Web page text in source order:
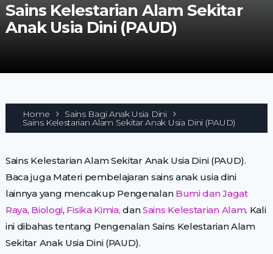
Sains Kelestarian Alam Sekitar
Anak Usia Dini (PAUD)
Home Sains Bagi Anak Usia Dini
Sains Kelestarian Alam Sekitar Anak Usia Dini (PAUD)
Sains Kelestarian Alam Sekitar Anak Usia Dini (PAUD).
Baca juga Materi pembelajaran sains anak usia dini
lainnya yang mencakup Pengenalan Bumi dan Jagat
Raya, Biologi, Fisika Kimia,danSains Kelestarian Alam. Kali
ini dibahas tentang Pengenalan Sains Kelestarian Alam
Sekitar Anak Usia Dini (PAUD).